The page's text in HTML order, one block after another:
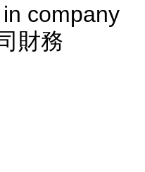
company
財務